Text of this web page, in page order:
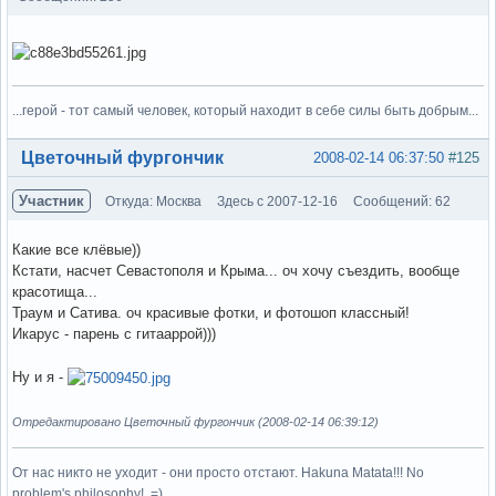
...герой - тот самый человек, который находит в себе силы быть добрым...
Вне форума #125
2008-02-14 06:37:50
Цветочный фургончик
Участник Откуда: Москва Здесь с 2007-12-16 Сообщений: 62
Какие все клёвые))
Кстати, насчет Севастополя и Крыма... оч хочу съездить, вообще
красотища...
Траум и Сатива. оч красивые фотки, и фотошоп классный!
Икарус - парень с гитааррой)))
Ну и я -
Отредактировано Цветочный фургончик (2008-02-14 06:39:12)
От нас никто не уходит - они просто отстают. Hakuna Matata!!! No